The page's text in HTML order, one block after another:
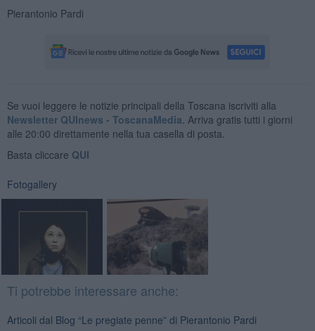
Pierantonio Pardi
Se vuoi leggere le notizie principali della Toscana iscriviti alla
Newsletter QUInews - ToscanaMedia. Arriva gratis tutti i giorni
alle 20:00 direttamente nella tua casella di posta.
Basta cliccare QUI
Fotogallery
Ti potrebbe interessare anche:
Articoli dal Blog “Le pregiate penne” di Pierantonio Pardi